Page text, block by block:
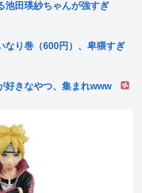
池田瑛紗ちゃんが強すぎ
なり巻（600円）、卑猥すぎ
好きなやつ、集まれwww